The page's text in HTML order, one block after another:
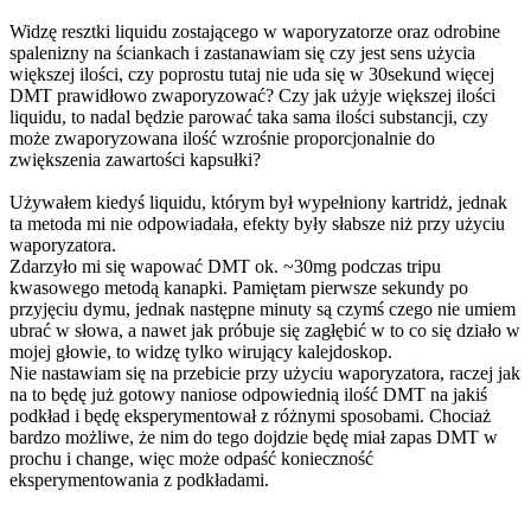
Widzę resztki liquidu zostającego w waporyzatorze oraz odrobine
spalenizny na ściankach i zastanawiam się czy jest sens użycia
większej ilości, czy poprostu tutaj nie uda się w 30sekund więcej
DMT prawidłowo zwaporyzować? Czy jak użyje większej ilości
liquidu, to nadal będzie parować taka sama ilości substancji, czy
może zwaporyzowana ilość wzrośnie proporcjonalnie do
zwiększenia zawartości kapsułki?
Używałem kiedyś liquidu, którym był wypełniony kartridż, jednak
ta metoda mi nie odpowiadała, efekty były słabsze niż przy użyciu
waporyzatora.
Zdarzyło mi się wapować DMT ok. ~30mg podczas tripu
kwasowego metodą kanapki. Pamiętam pierwsze sekundy po
przyjęciu dymu, jednak następne minuty są czymś czego nie umiem
ubrać w słowa, a nawet jak próbuje się zagłębić w to co się działo w
mojej głowie, to widzę tylko wirujący kalejdoskop.
Nie nastawiam się na przebicie przy użyciu waporyzatora, raczej jak
na to będę już gotowy naniose odpowiednią ilość DMT na jakiś
podkład i będę eksperymentował z różnymi sposobami. Chociaż
bardzo możliwe, że nim do tego dojdzie będę miał zapas DMT w
prochu i change, więc może odpaść konieczność
eksperymentowania z podkładami.